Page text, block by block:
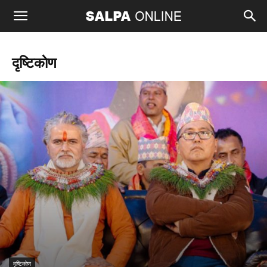
दृष्टिकाेण
दृष्टिकाेण